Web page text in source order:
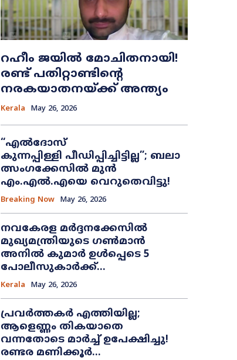
റഹീം ജയിൽ മോചിതനായി!
രണ്ട് പതിറ്റാണ്ടിന്റെ
നരകയാതനയ്ക്ക് അന്ത്യം
Kerala May 26, 2026
“എൽദോസ്
കുന്നപ്പിള്ളി പീഡിപ്പിച്ചിട്ടില്ല”; ബലാ
ത്സംഗക്കേസിൽ മുൻ
എം.എൽ.എയെ വെറുതെവിട്ടു!
Breaking Now May 26, 2026
നവകേരള മർദ്ദനക്കേസിൽ
മുഖ്യമന്ത്രിയുടെ ഗൺമാൻ
അനിൽ കുമാർ ഉൾപ്പെടെ 5
പോലീസുകാർക്ക്...
Kerala May 26, 2026
പ്രവർത്തകർ എത്തിയില്ല;
ആളെണ്ണം തികയാതെ
വന്നതോടെ മാർച്ച് ഉപേക്ഷിച്ചു!
രണ്ടര മണിക്കൂർ...